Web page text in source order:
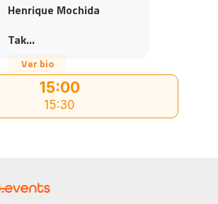
15:00
15:30
Henrique Mochida
Tak...
Ver bio